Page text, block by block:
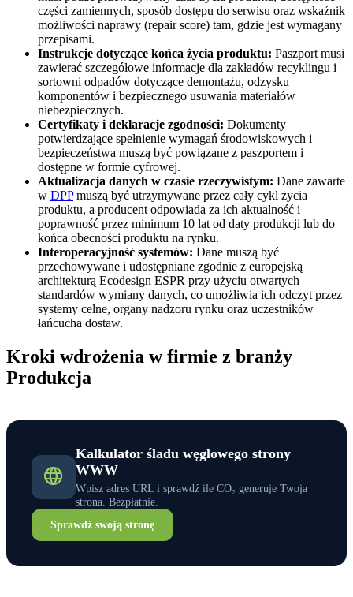
części zamiennych, sposób dostępu do serwisu oraz wskaźnik
możliwości naprawy (repair score) tam, gdzie jest wymagany
przepisami.
Instrukcje dotyczące końca życia produktu: Paszport musi
zawierać szczegółowe informacje dla zakładów recyklingu i
sortowni odpadów dotyczące demontażu, odzysku
komponentów i bezpiecznego usuwania materiałów
niebezpiecznych.
Certyfikaty i deklaracje zgodności: Dokumenty
potwierdzające spełnienie wymagań środowiskowych i
bezpieczeństwa muszą być powiązane z paszportem i
dostępne w formie cyfrowej.
Aktualizacja danych w czasie rzeczywistym: Dane zawarte
w DPPmuszą być utrzymywane przez cały cykl życia
produktu, a producent odpowiada za ich aktualność i
poprawność przez minimum 10 lat od daty produkcji lub do
końca obecności produktu na rynku.
Interoperacyjność systemów: Dane muszą być
przechowywane i udostępniane zgodnie z europejską
architekturą Ecodesign ESPR przy użyciu otwartych
standardów wymiany danych, co umożliwia ich odczyt przez
systemy celne, organy nadzoru rynku oraz uczestników
łańcucha dostaw.
Kroki wdrożenia w firmie z branży
Produkcja
Kalkulator śladu węglowego strony
WWW
Wpisz adres URL i sprawdź ile CO₂ generuje Twoja
strona. Bezpłatnie.
Sprawdź swoją stronę